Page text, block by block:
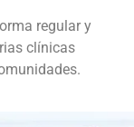
regular y
clínicas